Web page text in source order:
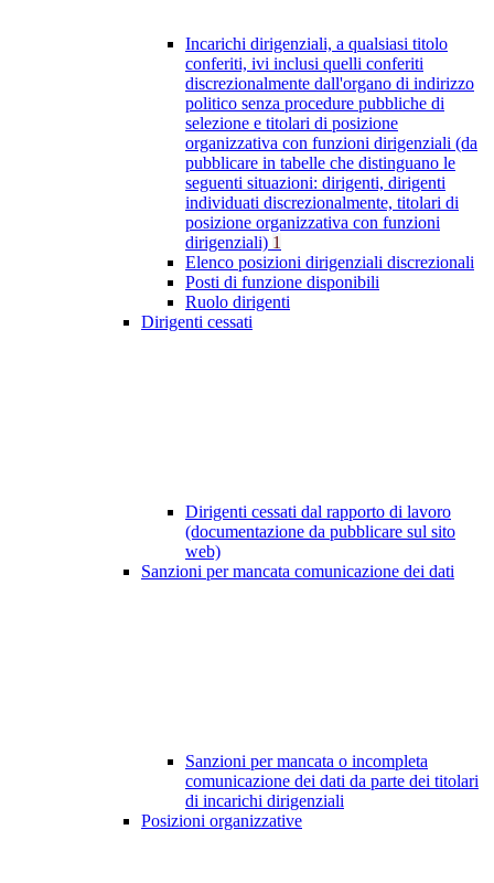
Incarichi dirigenziali, a qualsiasi titolo
conferiti, ivi inclusi quelli conferiti
discrezionalmente dall'organo di indirizzo
politico senza procedure pubbliche di
selezione e titolari di posizione
organizzativa con funzioni dirigenziali (da
pubblicare in tabelle che distinguano le
seguenti situazioni: dirigenti, dirigenti
individuati discrezionalmente, titolari di
posizione organizzativa con funzioni
dirigenziali) 1
Elenco posizioni dirigenziali discrezionali
Posti di funzione disponibili
Ruolo dirigenti
Dirigenti cessati
Dirigenti cessati dal rapporto di lavoro
(documentazione da pubblicare sul sito
web)
Sanzioni per mancata comunicazione dei dati
Sanzioni per mancata o incompleta
comunicazione dei dati da parte dei titolari
di incarichi dirigenziali
Posizioni organizzative